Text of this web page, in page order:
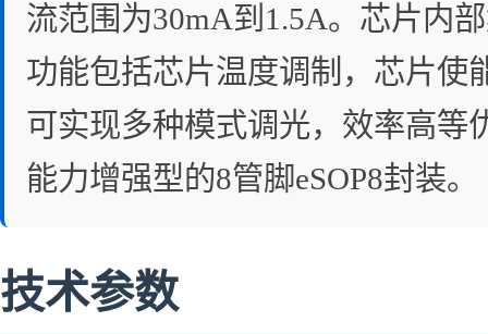
流范围为30mA到1.5A。芯片内
功能包括芯片温度调制，芯片使
可实现多种模式调光，效率高等
能力增强型的8管脚eSOP8封装。
技术参数